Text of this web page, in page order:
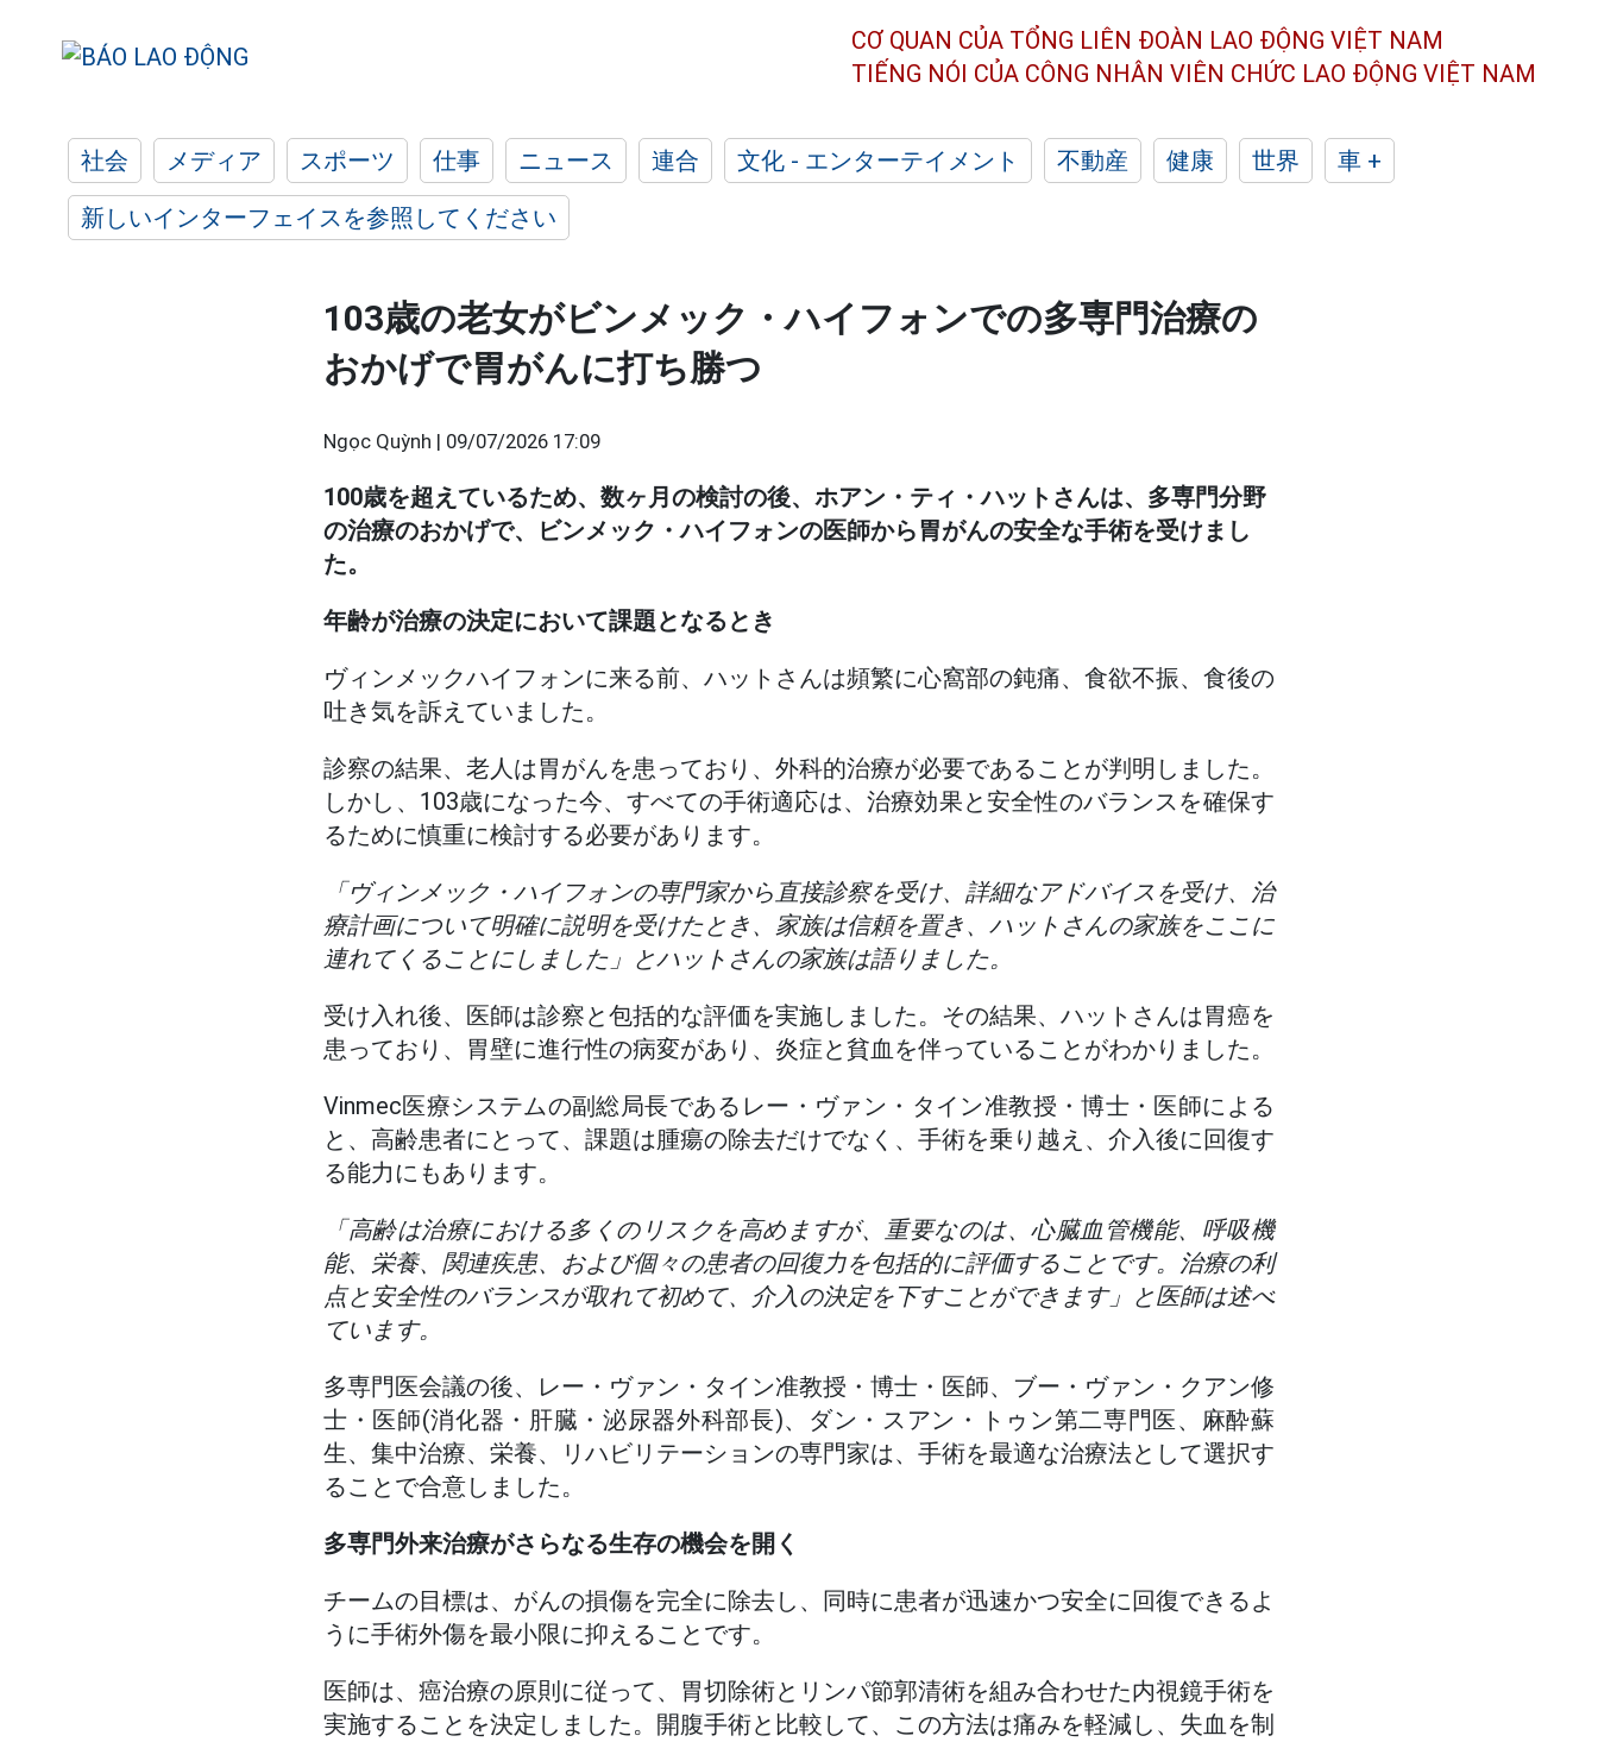
CƠ QUAN CỦA TỔNG LIÊN ĐOÀN LAO ĐỘNG VIỆT NAM
TIẾNG NÓI CỦA CÔNG NHÂN VIÊN CHỨC LAO ĐỘNG VIỆT NAM
社会 メディア スポーツ 仕事 ニュース 連合 文化 - エンターテイメント 不動産 健康 世界
車 +
新しいインターフェイスを参照してください
103歳の老女がビンメック・ハイフォンでの多専門治療の
おかげで胃がんに打ち勝つ
Ngọc Quỳnh | 09/07/2026 17:09
100歳を超えているため、数ヶ月の検討の後、ホアン・ティ・ハットさんは、多専門分野
の治療のおかげで、ビンメック・ハイフォンの医師から胃がんの安全な手術を受けまし
た。
年齢が治療の決定において課題となるとき
ヴィンメックハイフォンに来る前、ハットさんは頻繁に心窩部の鈍痛、食欲不振、食後の
吐き気を訴えていました。
診察の結果、老人は胃がんを患っており、外科的治療が必要であることが判明しました。
しかし、103歳になった今、すべての手術適応は、治療効果と安全性のバランスを確保す
るために慎重に検討する必要があります。
「ヴィンメック・ハイフォンの専門家から直接診察を受け、詳細なアドバイスを受け、治
療計画について明確に説明を受けたとき、家族は信頼を置き、ハットさんの家族をここに
連れてくることにしました」とハットさんの家族は語りました。
受け入れ後、医師は診察と包括的な評価を実施しました。その結果、ハットさんは胃癌を
患っており、胃壁に進行性の病変があり、炎症と貧血を伴っていることがわかりました。
Vinmec医療システムの副総局長であるレー・ヴァン・タイン准教授・博士・医師による
と、高齢患者にとって、課題は腫瘍の除去だけでなく、手術を乗り越え、介入後に回復す
る能力にもあります。
「高齢は治療における多くのリスクを高めますが、重要なのは、心臓血管機能、呼吸機
能、栄養、関連疾患、および個々の患者の回復力を包括的に評価することです。治療の利
点と安全性のバランスが取れて初めて、介入の決定を下すことができます」と医師は述べ
ています。
多専門医会議の後、レー・ヴァン・タイン准教授・博士・医師、ブー・ヴァン・クアン修
士・医師(消化器・肝臓・泌尿器外科部長)、ダン・スアン・トゥン第二専門医、麻酔蘇
生、集中治療、栄養、リハビリテーションの専門家は、手術を最適な治療法として選択す
ることで合意しました。
多専門外来治療がさらなる生存の機会を開く
チームの目標は、がんの損傷を完全に除去し、同時に患者が迅速かつ安全に回復できるよ
うに手術外傷を最小限に抑えることです。
医師は、癌治療の原則に従って、胃切除術とリンパ節郭清術を組み合わせた内視鏡手術を
実施することを決定しました。開腹手術と比較して、この方法は痛みを軽減し、失血を制